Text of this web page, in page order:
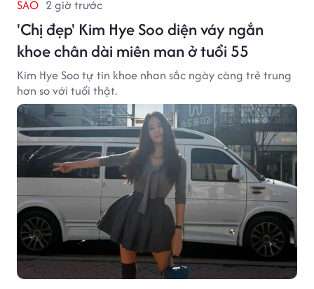
SAO 2 giờ trước
'Chị đẹp' Kim Hye Soo diện váy ngắn
khoe chân dài miên man ở tuổi 55
Kim Hye Soo tự tin khoe nhan sắc ngày càng trẻ trung
hơn so với tuổi thật.